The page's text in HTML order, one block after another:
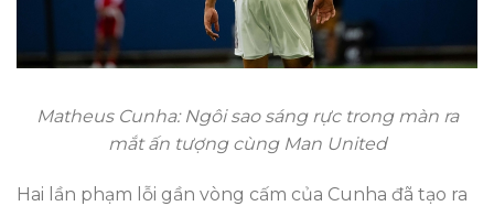
Matheus Cunha: Ngôi sao sáng rực trong màn ra
mắt ấn tượng cùng Man United
Hai lần phạm lỗi gần vòng cấm của Cunha đã tạo ra